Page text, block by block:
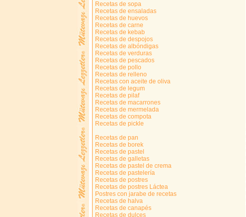
Recetas de sopa
Recetas de ensaladas
Recetas de huevos
Recetas de carne
Recetas de kebab
Recetas de despojos
Recetas de albóndigas
Recetas de verduras
Recetas de pescados
Recetas de pollo
Recetas de relleno
Recetas con aceite de oliva
Recetas de legum
Recetas de pilaf
Recetas de macarrones
Recetas de mermelada
Recetas de compota
Recetas de pickle
Recetas de pan
Recetas de borek
Recetas de pastel
Recetas de galletas
Recetas de pastel de crema
Recetas de pastelería
Recetas de postres
Recetas de postres Láctea
Postres con jarabe de recetas
Recetas de halva
Recetas de canapés
Recetas de dulces